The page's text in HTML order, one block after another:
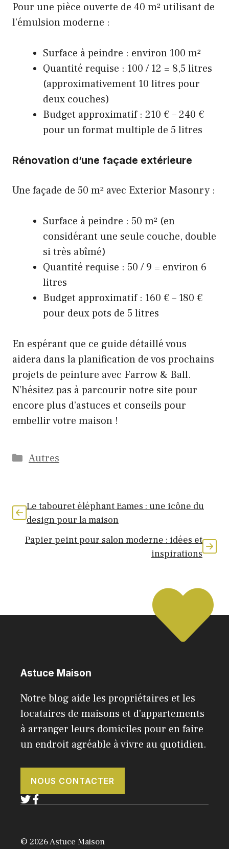
Pour une pièce ouverte de 40 m² utilisant de
l’émulsion moderne :
Surface à peindre : environ 100 m²
Quantité requise : 100 / 12 = 8,5 litres
(approximativement 10 litres pour
deux couches)
Budget approximatif : 210 € – 240 €
pour un format multiple de 5 litres
Rénovation d’une façade extérieure
Une façade de 50 m² avec Exterior Masonry :
Surface à peindre : 50 m² (en
considérant une seule couche, double
si très abîmé)
Quantité requise : 50 / 9 = environ 6
litres
Budget approximatif : 160 € – 180 €
pour deux pots de 5 litres
En espérant que ce guide détaillé vous
aidera dans la planification de vos prochains
projets de peinture avec Farrow & Ball.
N’hésitez pas à parcourir notre site pour
encore plus d’astuces et conseils pour
embellir votre maison !
Catégories
Autres
Le tabouret éléphant Eames : une icône du
design pour la maison
Papier peint pour salon moderne : idées et
inspirations
Astuce Maison
Notre blog aide les propriétaires et les
locataires de maisons et d'appartements
à arranger leurs domiciles pour en faire
un endroit agréable à vivre au quotidien.
NOUS CONTACTER
© 2026 Astuce Maison